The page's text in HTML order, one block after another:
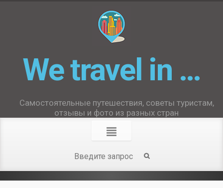
We travel in …
Самостоятельные путешествия, советы туристам,
отзывы и фото из разных стран